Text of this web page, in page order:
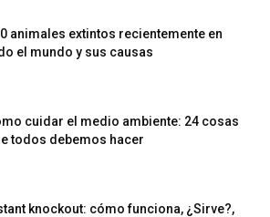
animales extintos recientemente en
el mundo y sus causas
cuidar el medio ambiente: 24 cosas
todos debemos hacer
knockout: cómo funciona, ¿Sirve?,